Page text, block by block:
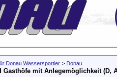
Donau Wassersportler > Donau
Gasthöfe mit Anlegemöglichkeit (D,